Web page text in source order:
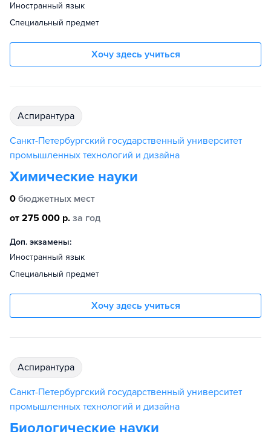
Иностранный язык
Специальный предмет
Хочу здесь учиться
аспирантура
Санкт-Петербургский государственный университет
промышленных технологий и дизайна
Химические науки
0 бюджетных мест
от 275 000 р. за год
Доп. экзамены:
Иностранный язык
Специальный предмет
Хочу здесь учиться
аспирантура
Санкт-Петербургский государственный университет
промышленных технологий и дизайна
Биологические науки